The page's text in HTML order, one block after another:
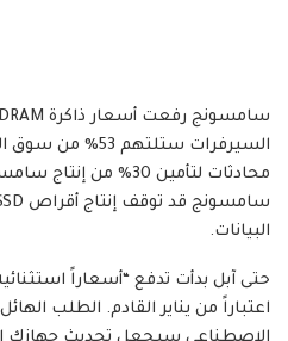
سامسونج رفعت أسعار ذاكرة DRAM بنسبة 60% بالفعل.
السيرفرات ستلتهم 53% من سوق الذاكرة بحلول 2030.
محادثات لتأمين 30% من إنتاج سامسونج لشرائح HBM4 المتطورة.
البيانات.
حتى آبل بدأت تدفع “أسعاراً
اعتباراً من يناير القادم. الطلب